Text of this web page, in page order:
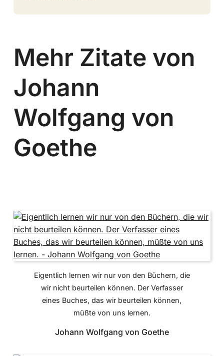
Mehr Zitate von
Johann
Wolfgang von
Goethe
Eigentlich lernen wir nur von den Büchern, die
wir nicht beurteilen können. Der Verfasser
eines Buches, das wir beurteilen können,
müßte von uns lernen.
Johann Wolfgang von Goethe